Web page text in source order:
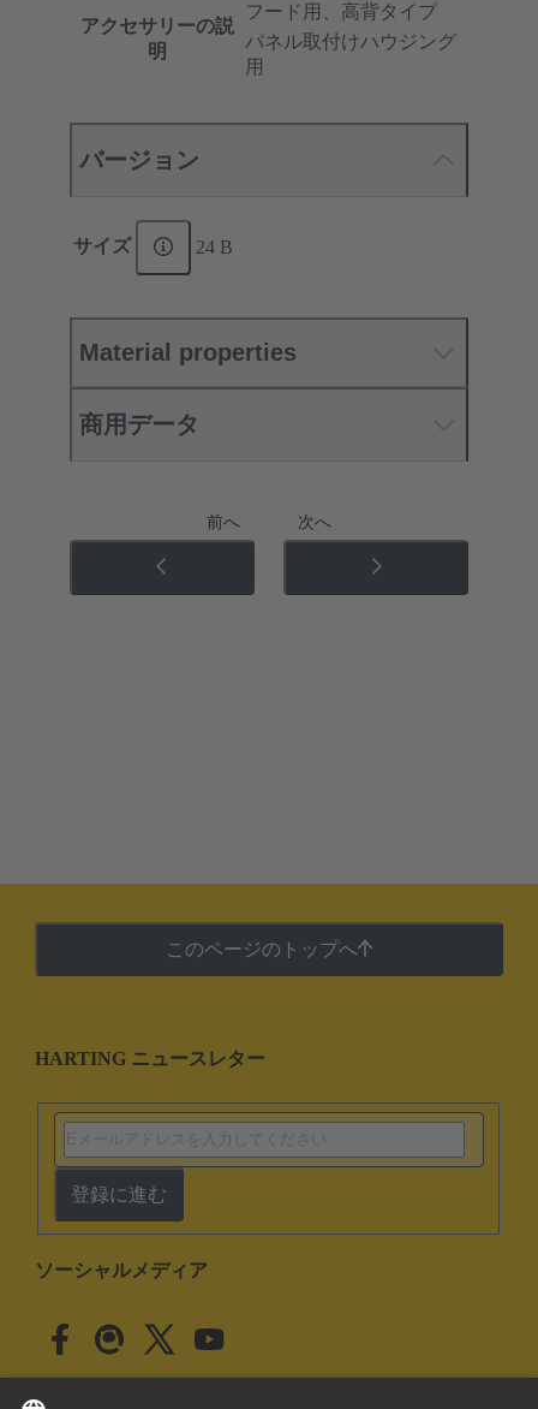
アクセサリーの説
明
フード用、高背タイプ
パネル取付けハウジング
用
バージョン
サイズ 24 B
Material properties
商用データ
前へ 次へ
このページのトップへ
HARTING ニュースレター
登録に進む
ソーシャルメディア